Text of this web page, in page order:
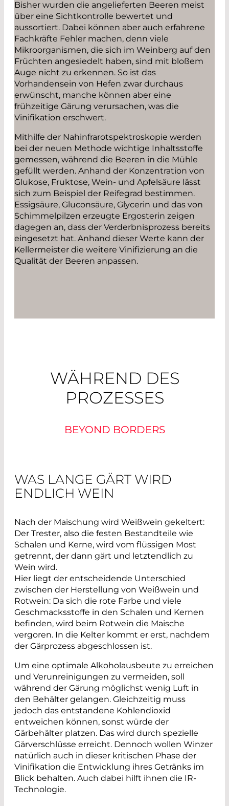
Bisher wurden die angelieferten Beeren meist
über eine Sichtkontrolle bewertet und
aussortiert. Dabei können aber auch erfahrene
Fachkräfte Fehler machen, denn viele
Mikroorganismen, die sich im Weinberg auf den
Früchten angesiedelt haben, sind mit bloßem
Auge nicht zu erkennen. So ist das
Vorhandensein von Hefen zwar durchaus
erwünscht, manche können aber eine
frühzeitige Gärung verursachen, was die
Vinifikation erschwert.
Mithilfe der Nahinfrarotspektroskopie werden
bei der neuen Methode wichtige Inhaltsstoffe
gemessen, während die Beeren in die Mühle
gefüllt werden. Anhand der Konzentration von
Glukose, Fruktose, Wein- und Apfelsäure lässt
sich zum Beispiel der Reifegrad bestimmen.
Essigsäure, Gluconsäure, Glycerin und das von
Schimmelpilzen erzeugte Ergosterin zeigen
dagegen an, dass der Verderbnisprozess bereits
eingesetzt hat. Anhand dieser Werte kann der
Kellermeister die weitere Vinifizierung an die
Qualität der Beeren anpassen.
WÄHREND DES
PROZESSES
BEYOND BORDERS
WAS LANGE GÄRT WIRD
ENDLICH WEIN
Nach der Maischung wird Weißwein gekeltert:
Der Trester, also die festen Bestandteile wie
Schalen und Kerne, wird vom flüssigen Most
getrennt, der dann gärt und letztendlich zu
Wein wird.
Hier liegt der entscheidende Unterschied
zwischen der Herstellung von Weißwein und
Rotwein: Da sich die rote Farbe und viele
Geschmacksstoffe in den Schalen und Kernen
befinden, wird beim Rotwein die Maische
vergoren. In die Kelter kommt er erst, nachdem
der Gärprozess abgeschlossen ist.
Um eine optimale Alkoholausbeute zu erreichen
und Verunreinigungen zu vermeiden, soll
während der Gärung möglichst wenig Luft in
den Behälter gelangen. Gleichzeitig muss
jedoch das entstandene Kohlendioxid
entweichen können, sonst würde der
Gärbehälter platzen. Das wird durch spezielle
Gärverschlüsse erreicht. Dennoch wollen Winzer
natürlich auch in dieser kritischen Phase der
Vinifikation die Entwicklung ihres Getränks im
Blick behalten. Auch dabei hilft ihnen die IR-
Technologie.